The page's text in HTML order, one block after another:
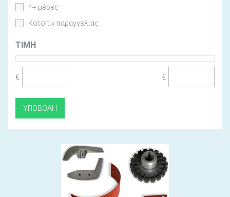
4+ μέρες
Κατόπιν παραγγελίας
ΤΙΜΉ
€ €